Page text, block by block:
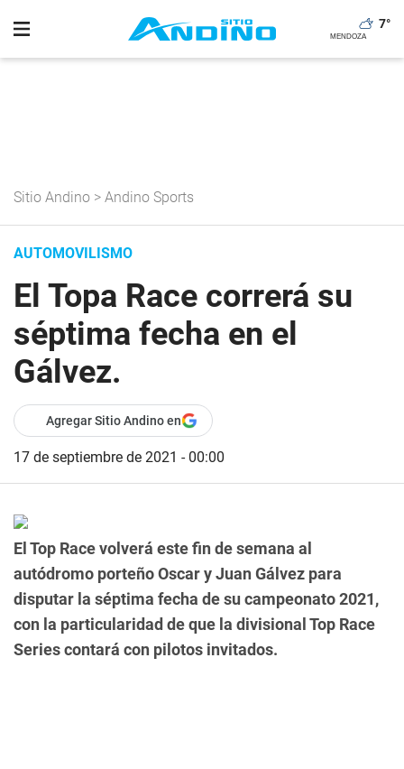
7°
Sitio Andino > Andino Sports
AUTOMOVILISMO
El Topa Race correrá su
séptima fecha en el
Gálvez.
Agregar Sitio Andino en
17 de septiembre de 2021 - 00:00
El Top Race volverá este fin de semana al
autódromo porteño Oscar y Juan Gálvez para
disputar la séptima fecha de su campeonato 2021,
con la particularidad de que la divisional Top Race
Series contará con pilotos invitados.